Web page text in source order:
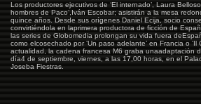
Los productores ejecutivos de ‘El internado’, Laura
hombres de Paco’,Iván Escobar; asistirán a la mesa
quince años. Desde sus orígenes Daniel Ecija, socio
convirtiéndola en laprimera productora de ficción de
las series de Globomedia prolongan su vida fuera
como elcosechado por ‘Un paso adelante’ en Francia o
actualidad, la cadena francesa M6 graba unaadaptación
día4 de septiembre, viernes, a las 17,00 horas, en el
Joseba Fiestras.